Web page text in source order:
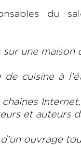
du
une maison
cuisine à
et auteurs
ouvrage